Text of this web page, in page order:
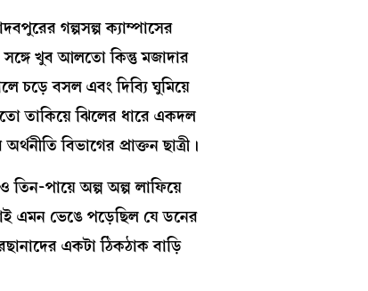
গল্পসল্প ক্যাম্পাসের
খুব আলতো কিন্তু মজাদার
চড়ে বসল এবং দিব্যি ঘুমিয়ে
তাকিয়ে ঝিলের ধারে একদল
বিভাগের প্রাক্তন ছাত্রী।
পায়ে অল্প অল্প লাফিয়ে
এমন ভেঙে পড়েছিল যে ডনের
একটা ঠিকঠাক বাড়ি